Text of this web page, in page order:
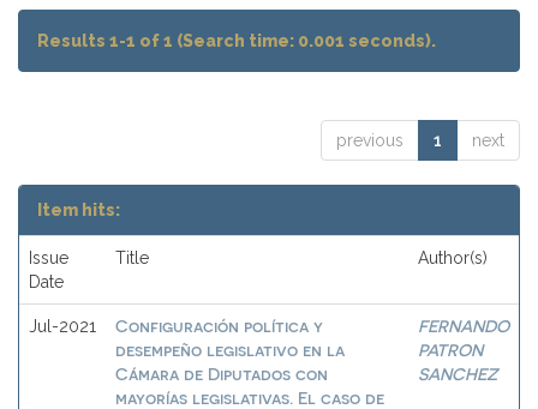
Results 1-1 of 1 (Search time: 0.001 seconds).
previous 1 next
Item hits:
Issue
Date
Title Author(s)
Jul-2021
Configuración política y
desempeño legislativo en la
Cámara de Diputados con
mayorías legislativas. El caso de
FERNANDO
PATRON
SANCHEZ